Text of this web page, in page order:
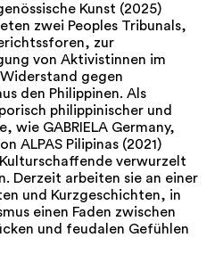
Kunst (2025)
zwei Peoples Tribunals,
zur
von Aktivistinnen im
gegen
den Philippinen. Als
philippinischer und
wie GABRIELA Germany,
ALPAS Pilipinas (2021)
verwurzelt
Derzeit arbeiten sie an einer
und Kurzgeschichten, in
einen Faden zwischen
und feudalen Gefühlen